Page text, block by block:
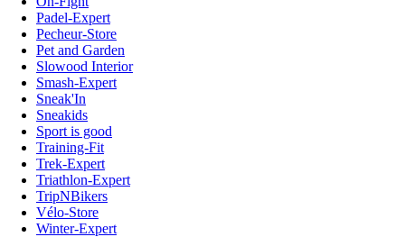
Padel-Expert
Pecheur-Store
Pet and Garden
Slowood Interior
Smash-Expert
Sneak'In
Sneakids
Sport is good
Training-Fit
Trek-Expert
Triathlon-Expert
TripNBikers
Vélo-Store
Winter-Expert